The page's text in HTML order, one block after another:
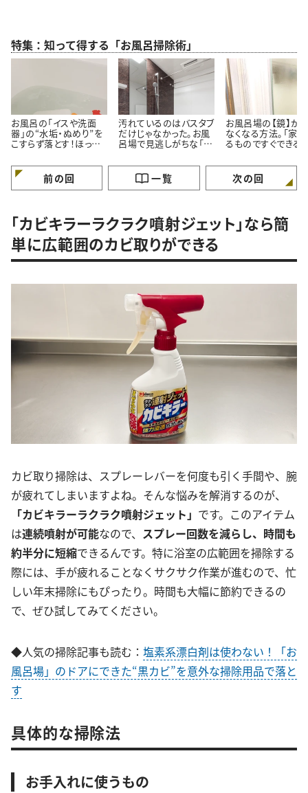
特集：知って得する「お風呂掃除術」
お風呂の「イスや洗面
器」の“水垢・ぬめり”を
こすらず落とす！ほった
汚れているのはバスタブ
だけじゃなかった。お風
呂場で見逃しがちな「意
所」とは
お風呂場の【鏡】が
なくなる方法。「家
るものですぐできる！
いんだ…」
前の回 一覧 次の回
「カビキラーラクラク噴射ジェット」なら簡
単に広範囲のカビ取りができる
カビ取り掃除は、スプレーレバーを何度も引く手間や、腕
が疲れてしまいますよね。そんな悩みを解消するのが、
「カビキラーラクラク噴射ジェット」 です。このアイテム
は連続噴射が可能なので、 スプレー回数を減らし、時間も
約半分に短縮できるんです。特に浴室の広範囲を掃除する
際には、手が疲れることなくサクサク作業が進むので、忙
しい年末掃除にもぴったり。時間も大幅に節約できるの
で、ぜひ試してみてください。
◆人気の掃除記事も読む： 塩素系漂白剤は使わない！「お
風呂場」のドアにできた“黒カビ”を意外な掃除用品で落と
す
具体的な掃除法
お手入れに使うもの